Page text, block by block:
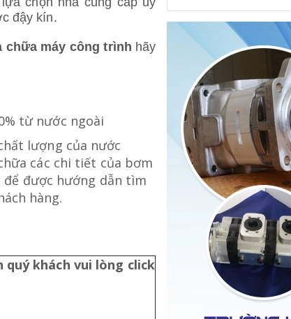
đậy kín.
chữa máy công trình hãy
từ nước ngoài
lượng của nước
các chi tiết của bơm
được hướng dẫn tìm
hàng.
khách vui lòng click